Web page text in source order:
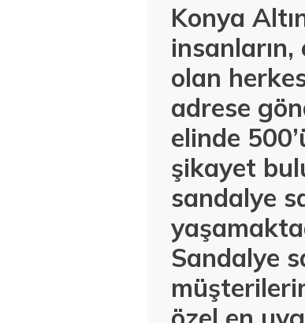
Konya
olan
adrese
elinde
şikayet
sandalye
Sandalye